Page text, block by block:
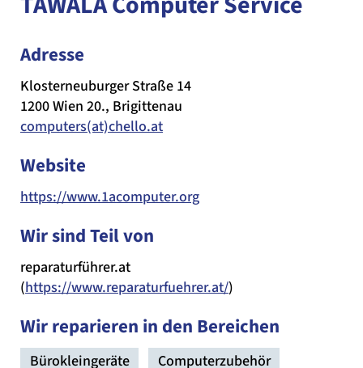
Adresse
Klosterneuburger Straße 14
1200 Wien 20., Brigittenau
computers(at)chello.at
Website
https://www.1acomputer.org
Wir sind Teil von
reparaturführer.at
(https://www.reparaturfuehrer.at/)
Wir reparieren in den Bereichen
Bürokleingeräte
Computerzubehör